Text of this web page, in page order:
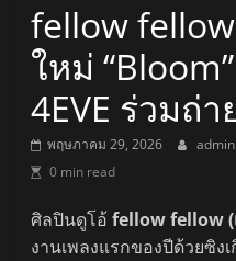
fellow
ใหม่
4EVE ร่วมถ่
พฤษภาคม 29, 2026 admin
0 min read
ศิลปินดูโอ้fellow fellow (
งานเพลงแรกของปีด้วยซิง